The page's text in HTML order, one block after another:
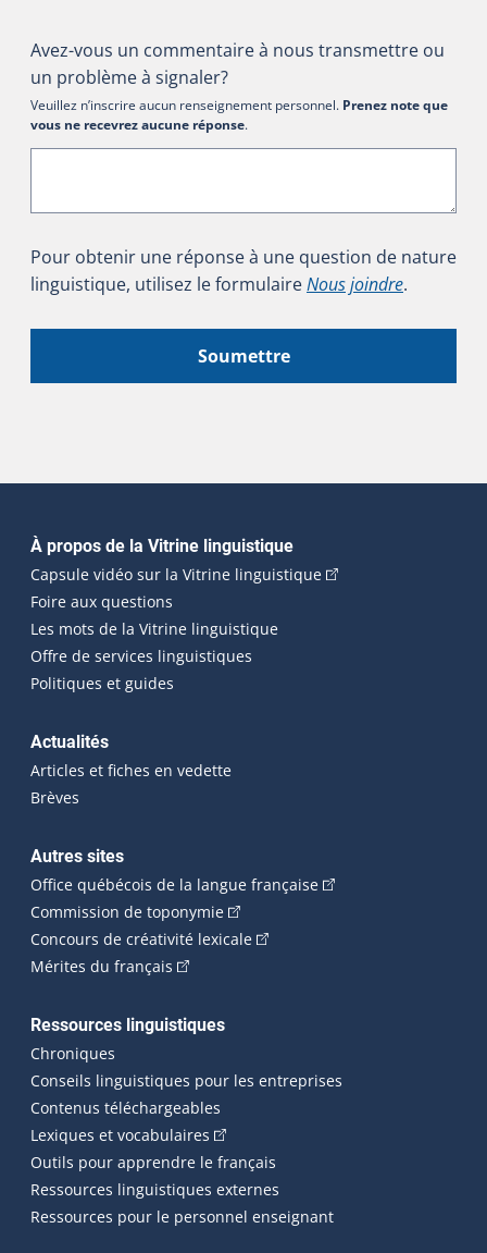
Avez-vous un commentaire à nous transmettre ou
un problème à signaler?
Veuillez n’inscrire aucun renseignement personnel. Prenez note que
vous ne recevrez aucune réponse.
Pour obtenir une réponse à une question de nature
linguistique, utilisez le formulaireNous joindre.
Soumettre
Navigation principale
À propos de la Vitrine linguistique
Capsule vidéo sur la Vitrine linguistique(Cet hyperlien
Foire aux questions
Les mots de la Vitrine linguistique
Offre de services linguistiques
Politiques et guides
Actualités
Articles et fiches en vedette
Brèves
Autres sites
Office québécois de la langue française(Cet hyperlien
Commission de toponymie(Cet hyperlien externe s'ouvrira
Concours de créativité lexicale(Cet hyperlien externe
Mérites du français (Cet hyperlien externe s'ouvrira dans une
Ressources linguistiques
Chroniques
Conseils linguistiques pour les entreprises
Contenus téléchargeables
Lexiques et vocabulaires (Cet hyperlien externe s'ouvrira
Outils pour apprendre le français
Ressources linguistiques externes
Ressources pour le personnel enseignant